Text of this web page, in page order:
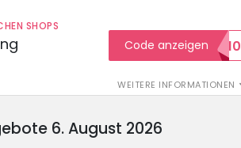
SHOPS
WEITERE INFORMATIONEN
Code anzeigen
WILKOMMEN10
6. August 2026